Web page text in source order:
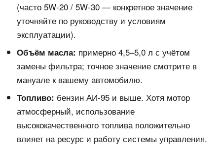
(часто 5W-20 / 5W-30 — конкретное значение
уточняйте по руководству и условиям
эксплуатации).
Объём масла: примерно 4,5–5,0 л с учётом
замены фильтра; точное значение смотрите в
мануале к вашему автомобилю.
Топливо: бензин АИ-95 и выше. Хотя мотор
атмосферный, использование
высококачественного топлива положительно
влияет на ресурс и работу системы управления.